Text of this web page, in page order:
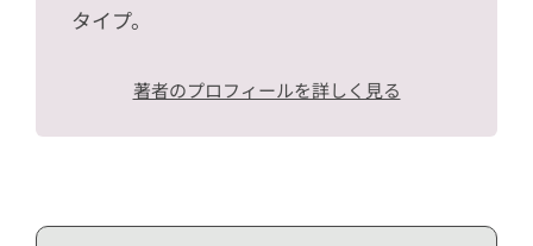
タイプ。
著者のプロフィールを詳しく見る